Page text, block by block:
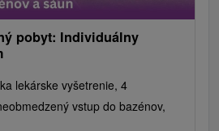
pobyt: Individuálny
lekárske vyšetrenie, 4
vstup do bazénov,